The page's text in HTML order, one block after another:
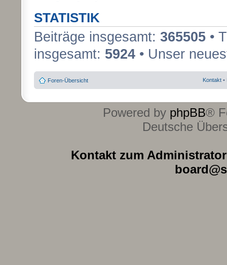
STATISTIK
Beiträge insgesamt: 365505 •
insgesamt: 5924 • Unser
Foren-Übersicht Kontakt •
Powered by phpBB®
Deutsche
Kontakt zum